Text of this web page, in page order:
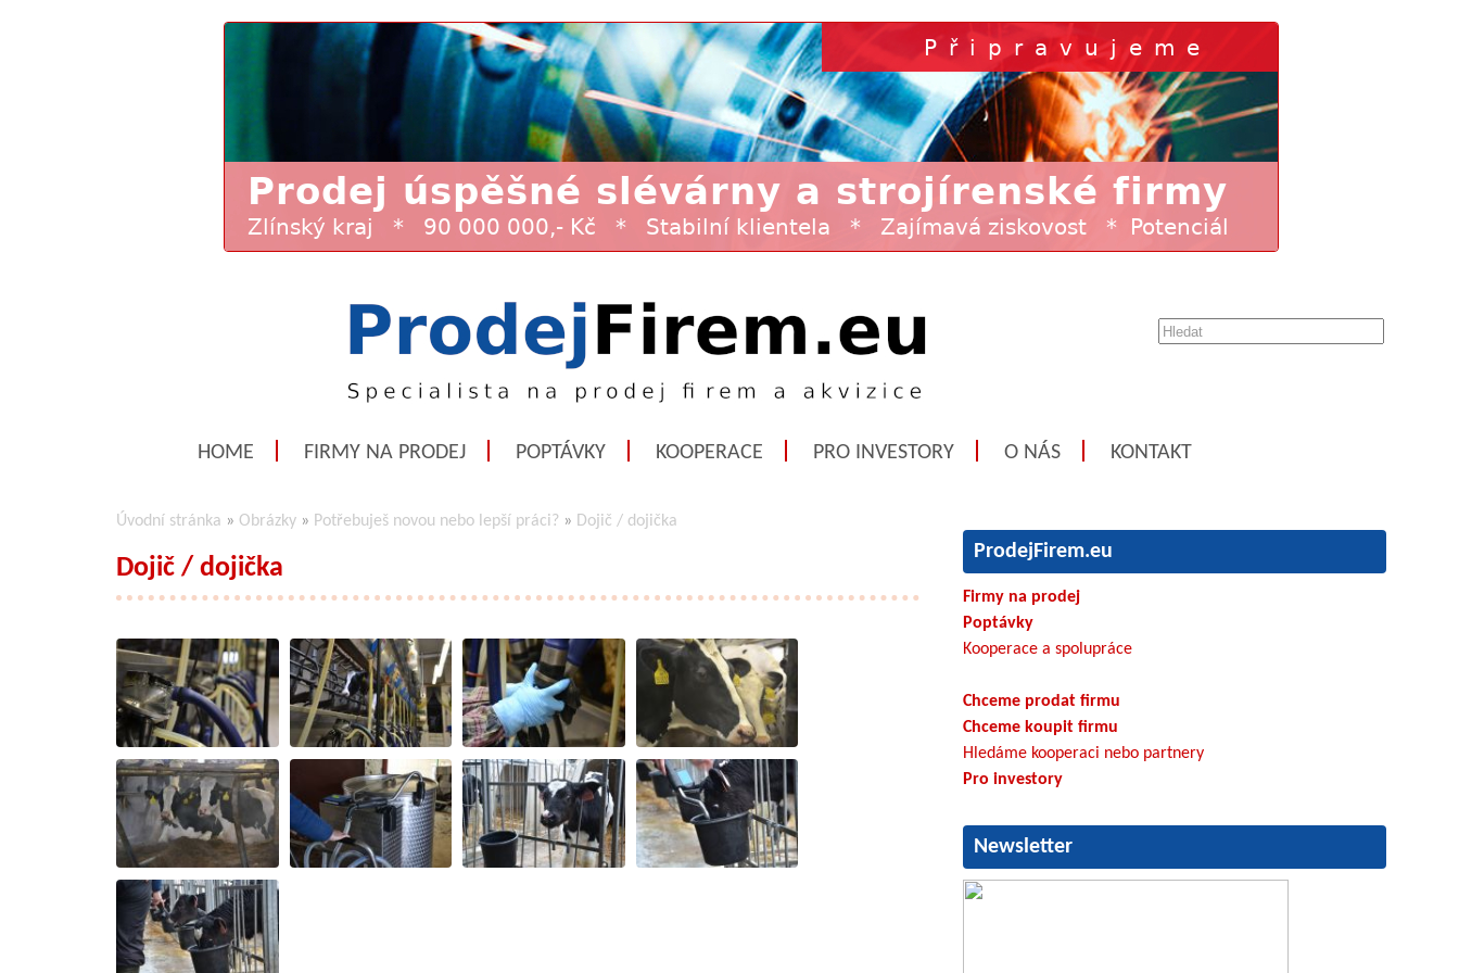
HOME FIRMY NA PRODEJ POPTÁVKY KOOPERACE PRO INVESTORY O NÁS KONTAKT
Úvodní stránka » Obrázky » Potřebuješ novou nebo lepší práci? » Dojič / dojička
Dojič / dojička
ProdejFirem.eu
Firmy na prodej
Poptávky
Kooperace a spolupráce
Chceme prodat firmu
Chceme koupit firmu
Hledáme kooperaci nebo partnery
Pro investory
Newsletter